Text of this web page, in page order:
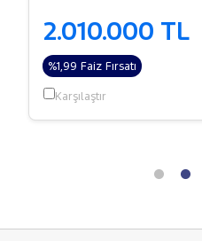
2.010.000 TL
%1,99 Faiz Fırsatı
Karşılaştır